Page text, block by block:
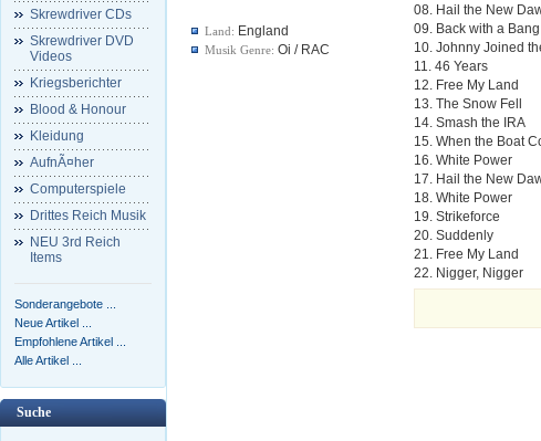
Skrewdriver CDs
Skrewdriver DVD
Videos
Kriegsberichter
Blood & Honour
Kleidung
AufnÃ¤her
Computerspiele
Drittes Reich Musik
NEU 3rd Reich
Items
Sonderangebote ...
Neue Artikel ...
Empfohlene Artikel ...
Alle Artikel ...
Suche
Land: England
Musik Genre: Oi / RAC
08. Hail the New
09. Back with a Bang
10. Johnny Joined
11. 46 Years
12. Free My Land
13. The Snow Fell
14. Smash the IRA
15. When the Boat
16. White Power
17. Hail the New
18. White Power
19. Strikeforce
20. Suddenly
21. Free My Land
22. Nigger, Nigger